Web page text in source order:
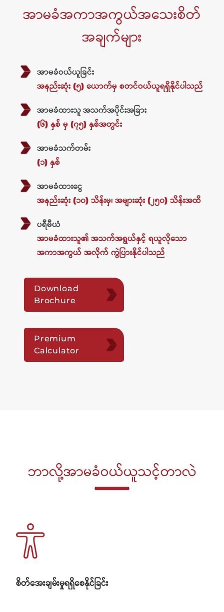
အာမခံအကာအကွယ်အသေးစိတ်
အချက်များ
အာမခံဝယ်ယူခြင်း
အနည်းဆုံး (၅) ယောက်မှ စတင်ဝယ်ယူရရှိနိုင်ပါသည်
အာမခံထားသူ အသက်အပိုင်းအခြား
(၆)​ နှစ် မှ (၇၅)​ နှစ်အတွင်း
အာမခံသက်တမ်း
(၁)​ နှစ်
အာမခံထားငွေ
အနည်းဆုံး (၁၀) သိန်းမှ၊ အများဆုံး (၂၅၀) သိန်းအထိ
ပရီမီယံ
အာမခံထားသူ၏ အသက်အရွယ်နှင့် ရယူလိုသော
အကာအကွယ် အလိုက် ကွဲပြားနိုင်ပါသည်
Download
Brochure
Premium
Calculator
ဘာလို့အာမခံဝယ်ယူသင့်တာလဲ
စိတ်အေးချမ်းမှုရရှိစေနိုင်ခြင်း